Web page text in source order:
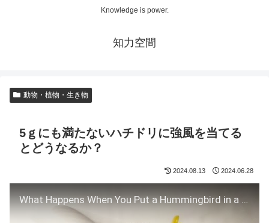
Knowledge is power.
知力空間
動物・植物・生き物
5ｇにも満たないハチドリに強風を当てる
とどうなるか？
2024.08.13 2024.06.28
What Happens When You Put a Hummingbird in a Wind Tunnel? | Deep Look